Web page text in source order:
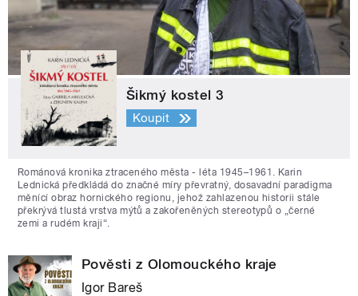
Šikmý kostel 3
Koupit
Románová kronika ztraceného města - léta 1945–1961. Karin
Lednická předkládá do značné míry převratný, dosavadní paradigma
měnící obraz hornického regionu, jehož zahlazenou historii stále
překrývá tlustá vrstva mýtů a zakořeněných stereotypů o „černé
zemi a rudém kraji“.
Pověsti z Olomouckého kraje
Igor Bareš